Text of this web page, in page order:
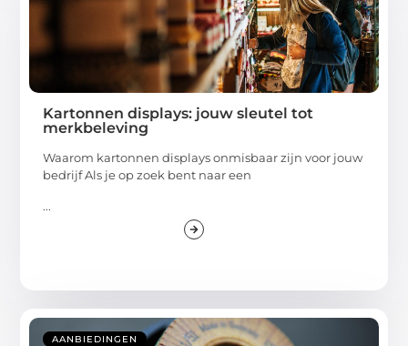
Kartonnen displays: jouw sleutel tot
merkbeleving
Waarom kartonnen displays onmisbaar zijn voor jouw
bedrijf Als je op zoek bent naar een
...
AANBIEDINGEN